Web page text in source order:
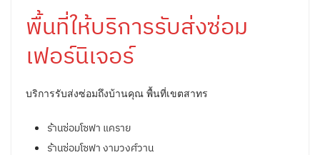
พื้นที่ให้บริการรับส่งซ่อม
เฟอร์นิเจอร์
บริการรับส่งซ่อมถึงบ้านคุณ พื้นที่เขตสาทร
ร้านซ่อมโซฟา แคราย
ร้านซ่อมโซฟา งามวงศ์วาน